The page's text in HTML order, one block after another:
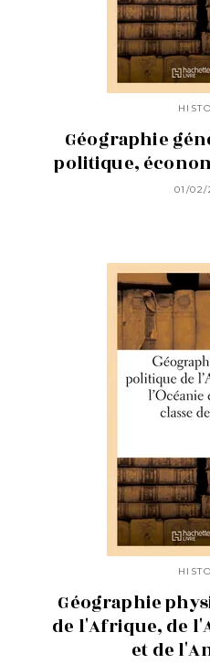
Géographie
politique,
01/02/
Géographie
de l'Afrique, de
et de